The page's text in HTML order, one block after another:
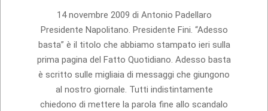
14 novembre 2009 di Antonio Padellaro
Presidente Napolitano. Presidente Fini. “Adesso
basta” è il titolo che abbiamo stampato ieri sulla
prima pagina del Fatto Quotidiano. Adesso basta
è scritto sulle migliaia di messaggi che giungono
al nostro giornale. Tutti indistintamente
chiedono di mettere la parola fine allo scandalo